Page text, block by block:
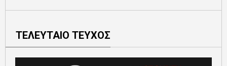
ΤΕΛΕΥΤΑΙΟ ΤΕΥΧΟΣ